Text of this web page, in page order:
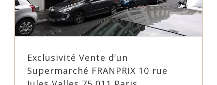
Exclusivité Vente d’un
Supermarché FRANPRIX 10 rue